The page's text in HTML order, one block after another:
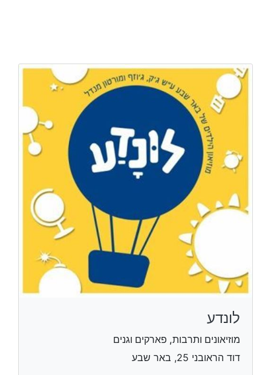
לונדע
מוזיאונים ותרבות, פארקים וגנים
דוד הראובני 25, באר שבע